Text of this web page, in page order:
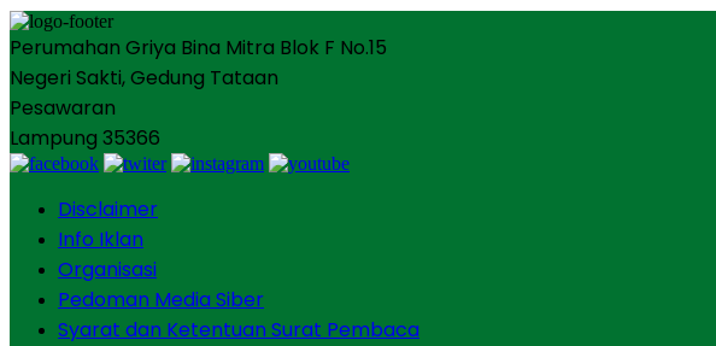
Perumahan Griya Bina Mitra Blok F No.15
Negeri Sakti, Gedung Tataan
Pesawaran
Lampung 35366
Disclaimer
Info Iklan
Organisasi
Pedoman Media Siber
Syarat dan Ketentuan Surat Pembaca